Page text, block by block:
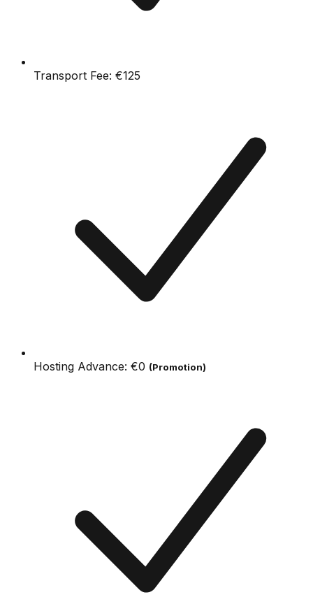
Transport Fee: €125
Hosting Advance: €0 (Promotion)